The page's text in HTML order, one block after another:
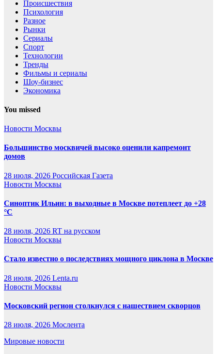
Происшествия
Психология
Разное
Рынки
Сериалы
Спорт
Технологии
Тренды
Фильмы и сериалы
Шоу-бизнес
Экономика
You missed
Новости Москвы
Большинство москвичей высоко оценили капремонт
домов
28 июля, 2026 Российская Газета
Новости Москвы
Синоптик Ильин: в выходные в Москве потеплеет до +28
°C
28 июля, 2026 RT на русском
Новости Москвы
Стало известно о последствиях мощного циклона в Москве
28 июля, 2026 Lenta.ru
Новости Москвы
Московский регион столкнулся с нашествием скворцов
28 июля, 2026 Мослента
Мировые новости